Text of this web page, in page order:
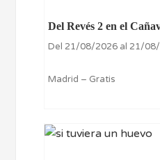
Del Revés 2 en el
Del 21/08/2026 al 21/
Madrid – Gratis